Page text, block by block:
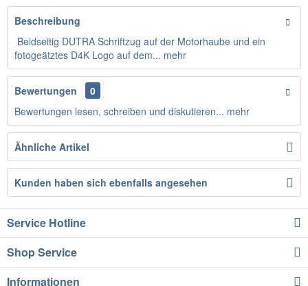
Beschreibung
Beidseitig DUTRA Schriftzug auf der Motorhaube und ein
fotogeätztes D4K Logo auf dem... mehr
Bewertungen
0
Bewertungen lesen, schreiben und diskutieren... mehr
Ähnliche Artikel
Kunden haben sich ebenfalls angesehen
Service Hotline
Shop Service
Informationen